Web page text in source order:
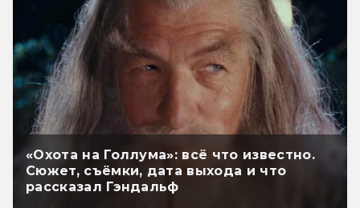
«Охота на Голлума»: всё что известно.
Сюжет, съёмки, дата выхода и что
рассказал Гэндальф